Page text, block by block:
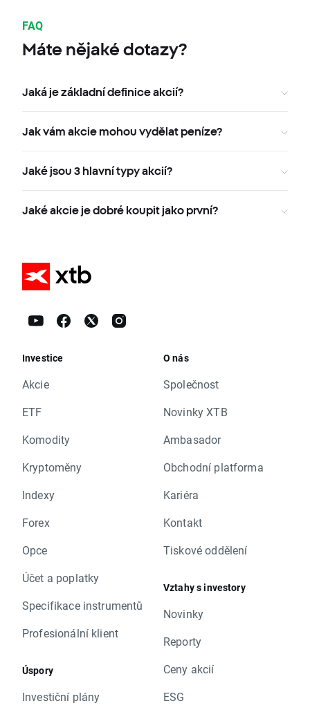
FAQ
Máte nějaké dotazy?
Jaká je základní definice akcií?
Jak vám akcie mohou vydělat peníze?
Jaké jsou 3 hlavní typy akcií?
Jaké akcie je dobré koupit jako první?
Investice
Akcie
ETF
Komodity
Kryptoměny
Indexy
Forex
Opce
Účet a poplatky
Specifikace instrumentů
Profesionální klient
Úspory
Investiční plány
O nás
Společnost
Novinky XTB
Ambasador
Obchodní platforma
Kariéra
Kontakt
Tiskové oddělení
Vztahy s investory
Novinky
Reporty
Ceny akcií
ESG